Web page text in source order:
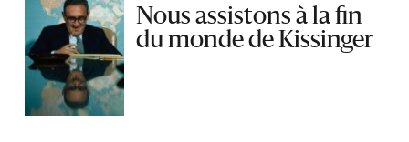
Nous assistons à la fin
du monde de Kissinger